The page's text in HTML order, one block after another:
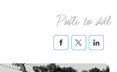
Pošli to dál